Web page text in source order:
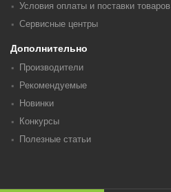
Условия оплаты и поставки товаров
Сервисные центры
Дополнительно
Производители
Рекомендуемые
Новинки
Конкурсы
Полезные статьи